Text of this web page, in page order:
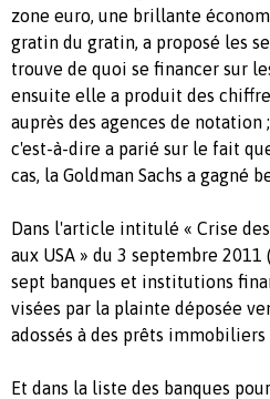
zone euro, une brillante
gratin du gratin, a proposé les
trouve de quoi se financer sur
ensuite elle a produit des
auprès des agences de
c'est-à-dire a parié sur le fait
cas, la Goldman Sachs a gagné
Dans l'article intitulé « Crise
aux USA » du 3 septembre
sept banques et institutions
visées par la plainte déposée
adossés à des prêts immobiliers
Et dans la liste des banques